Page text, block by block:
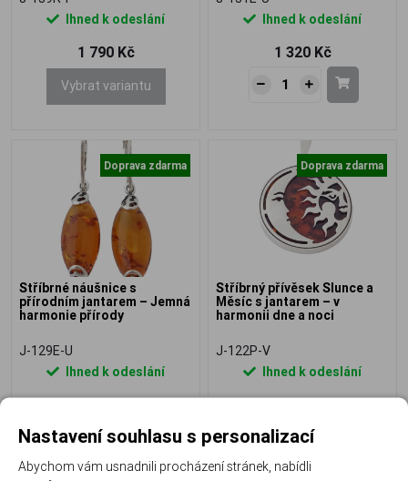
Ihned k odeslání
1 790 Kč
Vybrat variantu
Ihned k odeslání
1 320 Kč
Doprava zdarma
Stříbrné náušnice s
přírodním jantarem – Jemná
harmonie přírody
J-129E-U
Ihned k odeslání
1 980 Kč
Doprava zdarma
Stříbrný přívěsek Slunce a
Měsíc s jantarem – v
harmonii dne a noci
J-122P-V
Ihned k odeslání
3 890 Kč
Nastavení souhlasu s personalizací
Abychom vám usnadnili procházení stránek, nabídli